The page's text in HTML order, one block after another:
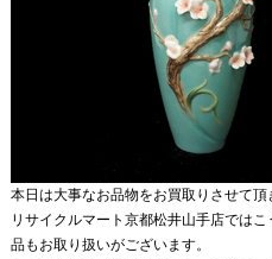
本日は大事なお品物をお買取りさせて頂
リサイクルマート京都松井山手店では
品もお取り扱いがございます。